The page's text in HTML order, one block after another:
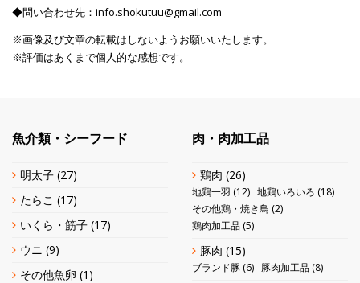
◆問い合わせ先：info.shokutuu@gmail.com
※画像及び文章の転載はしないようお願いいたします。
※評価はあくまで個人的な感想です。
魚介類・シーフード
明太子 (27)
たらこ (17)
いくら・筋子 (17)
ウニ (9)
その他魚卵 (1)
肉・肉加工品
鶏肉 (26)
地鶏一羽 (12) 地鶏いろいろ (18)
その他鶏・焼き鳥 (2)
鶏肉加工品 (5)
豚肉 (15)
ブランド豚 (6) 豚肉加工品 (8)